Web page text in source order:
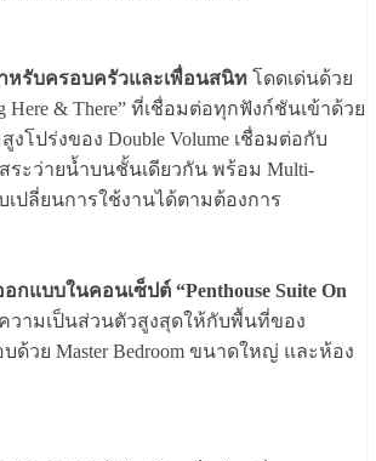
หรับครอบครัวและเพื่อนสนิท โดดเด่นด้วย
Here & There” ที่เชื่อมต่อทุกฟังก์ชันเข้าด้วย
โปร่งของ Double Volume เชื่อมต่อกับ
สระว่ายน้ำบนชั้นเดียวกัน พร้อม Multi-
บเปลี่ยนการใช้งานได้ตามต้องการ
กแบบในคอนเซ็ปต์ “Penthouse Suite On
วามเป็นส่วนตัวสูงสุดให้กับพื้นที่ของ
ด้วย Master Bedroom ขนาดใหญ่ และห้อง